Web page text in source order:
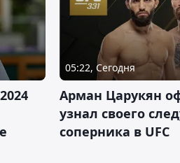
05:22, Сегодня
Арман Царукян
узнал своего
соперника в UFC